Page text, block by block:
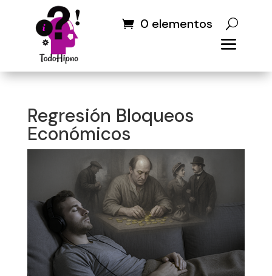
0 elementos
Regresión Bloqueos
Económicos